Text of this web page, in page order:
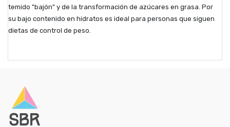
temido "bajón" y de la transformación de azúcares en grasa. Por
su bajo contenido en hidratos es ideal para personas que siguen
dietas de control de peso.